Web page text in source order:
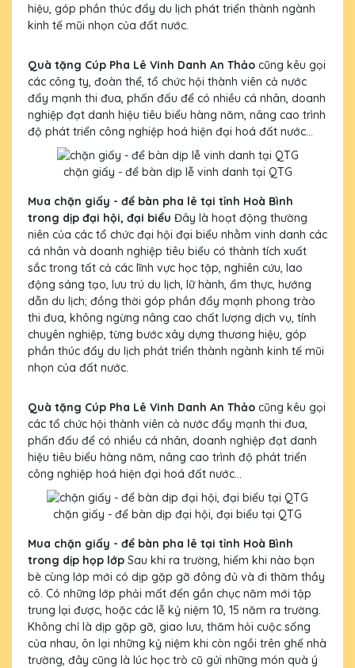
hiệu, góp phần thúc đẩy du lịch phát triển thành ngành
kinh tế mũi nhọn của đất nước.
Quà tặng Cúp Pha Lê Vinh Danh An Thảo cũng kêu gọi
các công ty, đoàn thể, tổ chức hội thành viên cả nước
đẩy mạnh thi đua, phấn đấu để có nhiều cá nhân, doanh
nghiệp đạt danh hiệu tiêu biểu hàng năm, nâng cao trình
độ phát triển công nghiệp hoá hiện đại hoá đất nước...
chặn giấy - để bàn dịp lễ vinh danh tại QTG
Mua chặn giấy - để bàn pha lê tại tỉnh Hoà Bình
trong dịp đại hội, đại biểu Đây là hoạt động thường
niên của các tổ chức đại hội đại biểu nhằm vinh danh các
cá nhân và doanh nghiệp tiêu biểu có thành tích xuất
sắc trong tất cả các lĩnh vực học tập, nghiên cứu, lao
động sáng tạo, lưu trú du lịch, lữ hành, ẩm thực, hướng
dẫn du lịch; đồng thời góp phần đẩy mạnh phong trào
thi đua, không ngừng nâng cao chất lượng dịch vụ, tính
chuyên nghiệp, từng bước xây dựng thương hiệu, góp
phần thúc đẩy du lịch phát triển thành ngành kinh tế mũi
nhọn của đất nước.
Quà tặng Cúp Pha Lê Vinh Danh An Thảo cũng kêu gọi
các tổ chức hội thành viên cả nước đẩy mạnh thi đua,
phấn đấu để có nhiều cá nhân, doanh nghiệp đạt danh
hiệu tiêu biểu hàng năm, nâng cao trình độ phát triển
công nghiệp hoá hiện đại hoá đất nước...
chặn giấy - để bàn dịp đại hội, đại biểu tại QTG
Mua chặn giấy - để bàn pha lê tại tỉnh Hoà Bình
trong dịp họp lớp Sau khi ra trường, hiếm khi nào bạn
bè cùng lớp mới có dịp gặp gỡ đông đủ và đi thăm thầy
cô. Có những lớp phải mất đến gần chục năm mới tập
trung lại được, hoặc các lễ kỷ niệm 10, 15 năm ra trường.
Không chỉ là dịp gặp gỡ, giao lưu, thăm hỏi cuộc sống
của nhau, ôn lại những kỷ niệm khi còn ngồi trên ghế nhà
trường, đây cũng là lúc học trò cũ gửi những món quà ý